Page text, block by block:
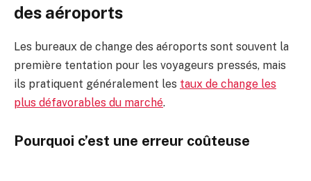
des aéroports
Les bureaux de change des aéroports sont souvent la
première tentation pour les voyageurs pressés, mais
ils pratiquent généralement les taux de change les
plus défavorables du marché.
Pourquoi c’est une erreur coûteuse